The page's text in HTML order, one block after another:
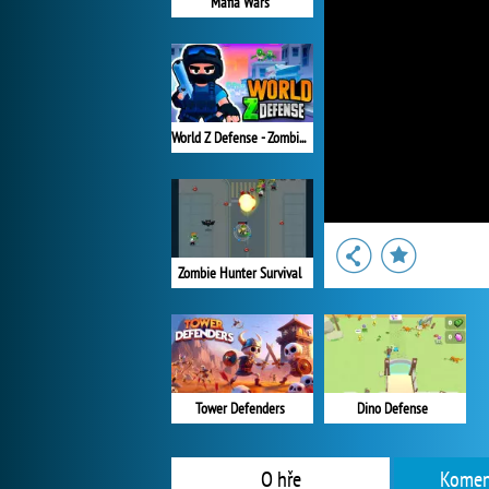
World Z Defense - Zombie Defense
Zombie Hunter Survival
Tower Defenders Dino Defense
O hře